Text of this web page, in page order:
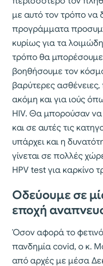
με αυτό τον τρόπο να
προγράμματα
κυρίως για τα
τρόπο θα
βοηθήσουμε τον
βαρύτερες
ακόμη και για ιούς
HIV. Θα μπορούσαν να
και σε αυτές τις
υπάρχει και η
γίνεται σε πολλές
HPV test για καρκίνο
Οδεύουμε σε
εποχή
Όσον αφορά το
πανδημία covid, ο κ.
από αρχές με μέσα